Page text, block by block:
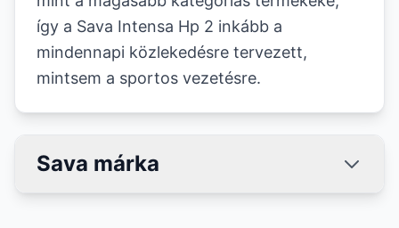
így a Sava Intensa Hp 2 inkább a
mindennapi közlekedésre tervezett,
mintsem a sportos vezetésre.
Sava márka